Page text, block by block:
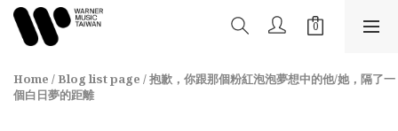
Home / Blog list page /抱歉，你跟那個粉紅泡泡夢想中的他/她，隔了一
個白日夢的距離